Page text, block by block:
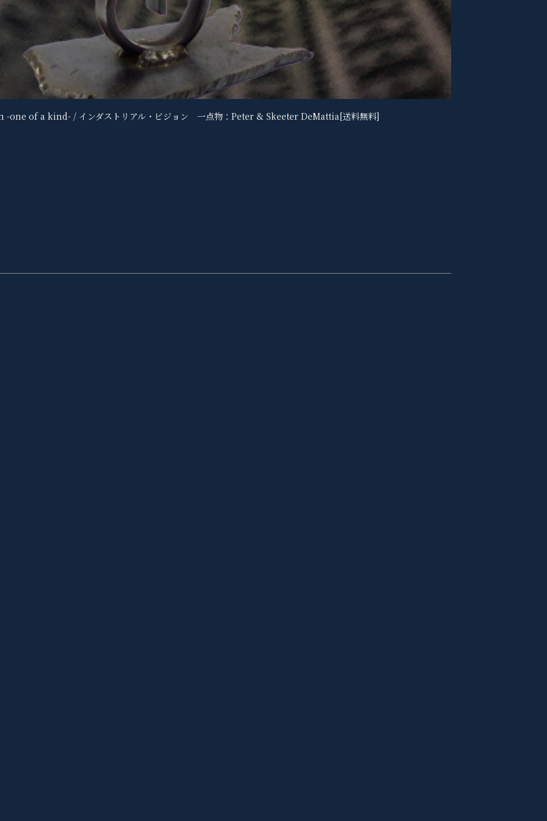
one of a kind- / インダストリアル・ビジョン 一点物：Peter & Skeeter DeMattia[送料無料]